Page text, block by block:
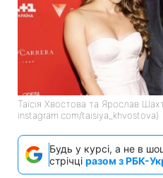
Таїсія Хвостова та Ярослав
instagram.com/taisiya_khvostova)
Будь у курсі, а не в
стрічці разом з РБК-